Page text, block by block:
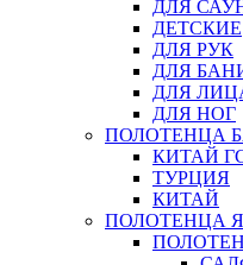
ДЛЯ
ДЕТСКИЕ
ДЛЯ РУК
ДЛЯ
ДЛЯ
ДЛЯ НОГ
ПОЛОТЕНЦА
КИТАЙ
ТУРЦИЯ
КИТАЙ
ПОЛОТЕНЦА